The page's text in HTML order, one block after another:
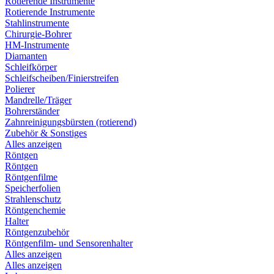
Rotierende Instrumente
Stahlinstrumente
Chirurgie-Bohrer
HM-Instrumente
Diamanten
Schleifkörper
Schleifscheiben/Finierstreifen
Polierer
Mandrelle/Träger
Bohrerständer
Zahnreinigungsbürsten (rotierend)
Zubehör & Sonstiges
Alles anzeigen
Röntgen
Röntgen
Röntgenfilme
Speicherfolien
Strahlenschutz
Röntgenchemie
Halter
Röntgenzubehör
Röntgenfilm- und Sensorenhalter
Alles anzeigen
Alles anzeigen